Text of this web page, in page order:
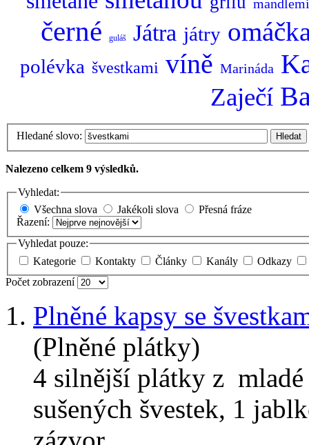
mandlemi
černé guláš Játra játry
polévka švestkami víně Marináda
Zaječí
Hledané slovo: Hledat
Nalezeno celkem 9 výsledků.
Vyhledat:
Všechna slova
Jakékoli slova
Přesná fráze
Řazení:
Vyhledat pouze:
Kategorie
Kontakty Články Kanály
Odkazy
Počet zobrazení
1. Plněné kapsy se
(Plněné plátky)
4 silnější plátky z
sušených švestek, 1